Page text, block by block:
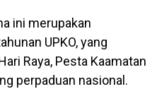
ini merupakan
UPKO, yang
Raya, Pesta Kaamatan
perpaduan nasional.